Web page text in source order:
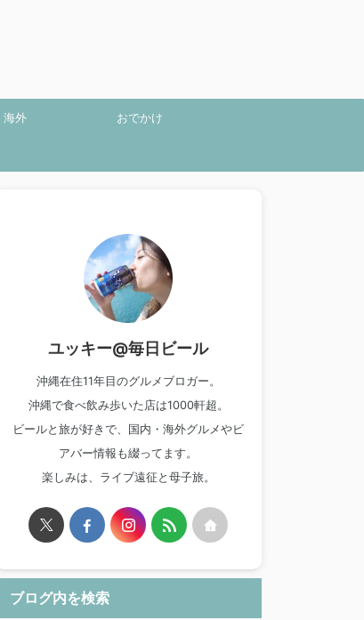
海外 おでかけ
ユッキー@毎日ビール
沖縄在住11年目のグルメブロガー。
沖縄で食べ飲み歩いた店は1000軒超。
ビールと旅が好きで、国内・海外グルメやビ
アバー情報も綴ってます。
楽しみは、ライブ遠征と母子旅。
ブログ内を検索